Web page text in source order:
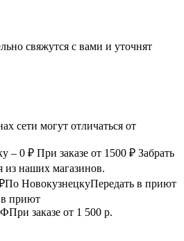
свяжутся с вами и уточнят
сети могут отличаться от
– 0 ₽ При заказе от 1500 ₽ Забрать
из наших магазинов.
По НовокузнецкуПередать в приют
в приют
При заказе от 1 500 р.